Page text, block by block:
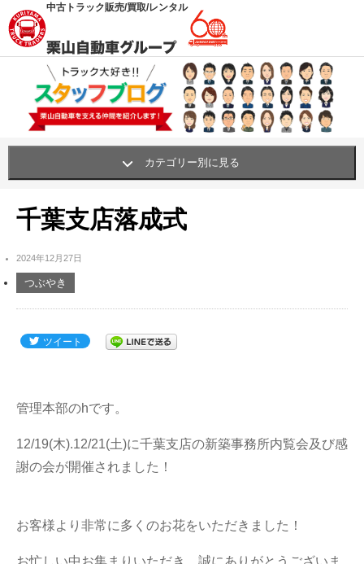
中古トラック販売/買取/レンタル
カテゴリー別に見る
買い物・おすすめ・グッズ(341)
笑顔プロジェクト
社内環境UP! (261)
家族(317)
トラック(249)
どうぶつ
千葉支店落成式
2024年12月27日
つぶやき
ツイート
管理本部のhです。
12/19(木).12/21(土)に千葉支店の新築事務所内覧会及び感
謝の会が開催されました！
お客様より非常に多くのお花をいただきました！